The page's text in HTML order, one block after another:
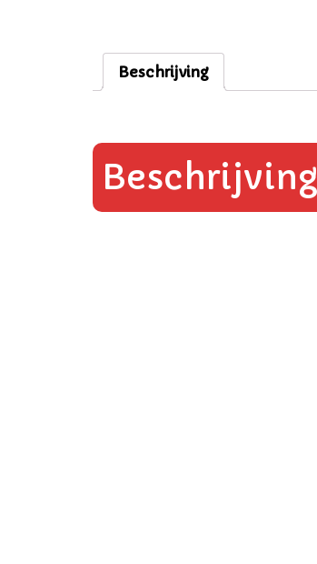
Beschrijving
Beschrijving